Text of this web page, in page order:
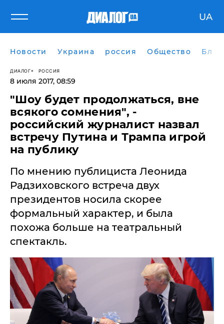
UA
Новости Украина россия Общество
ДИАЛОГ РОССИЯ
8 июля 2017, 08:59
"Шоу будет продолжаться, вне
всякого сомнения", -
российский журналист назвал
встречу Путина и Трампа игрой
на публику
По мнению публициста Леонида
Радзиховского встреча двух
президентов носила скорее
формальный характер, и была
похожа больше на театральный
спектакль.